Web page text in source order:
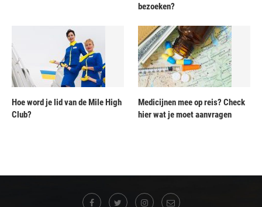
bezoeken?
Hoe word je lid van de Mile High
Club?
Medicijnen mee op reis? Check
hier wat je moet aanvragen